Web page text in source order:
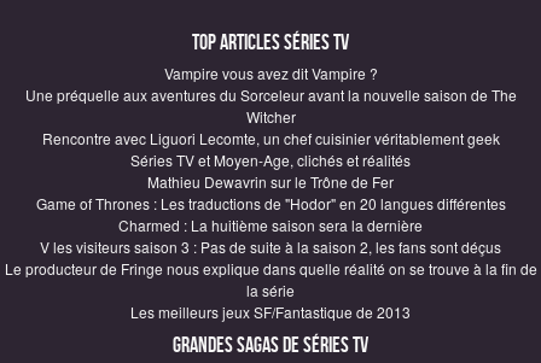
Top articles Séries TV
Vampire vous avez dit Vampire ?
Une préquelle aux aventures du Sorceleur avant la nouvelle saison de The
Witcher
Rencontre avec Liguori Lecomte, un chef cuisinier véritablement geek
Séries TV et Moyen-Age, clichés et réalités
Mathieu Dewavrin sur le Trône de Fer
Game of Thrones : Les traductions de "Hodor" en 20 langues différentes
Charmed : La huitième saison sera la dernière
V les visiteurs saison 3 : Pas de suite à la saison 2, les fans sont déçus
Le producteur de Fringe nous explique dans quelle réalité on se trouve à la fin de
la série
Les meilleurs jeux SF/Fantastique de 2013
Grandes sagas de Séries TV